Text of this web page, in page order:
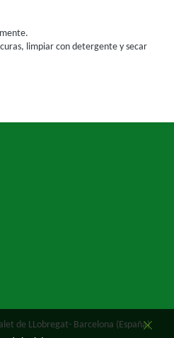
limpiar con detergente y secar
de LLobregat- Barcelona (España)